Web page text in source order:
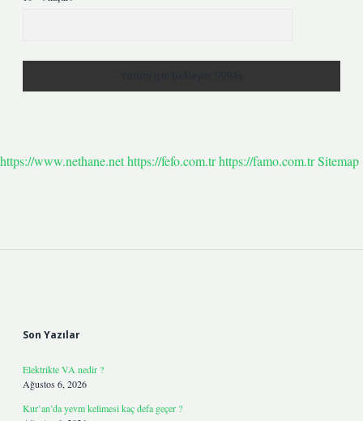
https://www.nethane.nethttps://fefo.com.trhttps://famo.com.trSitemap
Son Yazılar
Elektrikte VA nedir ?
Ağustos 6, 2026
Kur’an’da yevm kelimesi kaç defa geçer ?